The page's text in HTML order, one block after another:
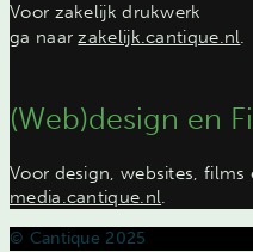
Voor zakelijk drukwerk
ga naarzakelijk.cantique.nl.
(Web)design en
Voor design, websites, films
media.cantique.nl.
© Cantique 2025